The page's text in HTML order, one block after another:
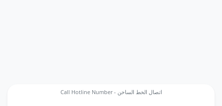
Call Hotline Number - اتصال الخط الساخن